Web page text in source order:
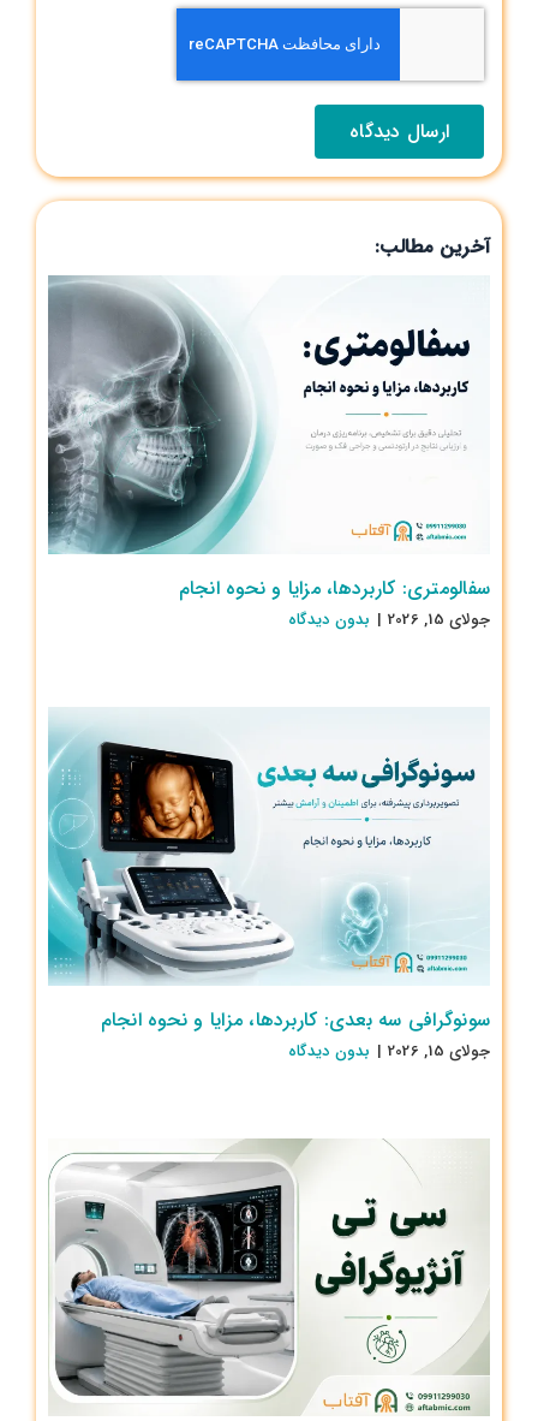
آخرین مطالب:
سفالومتری: کاربردها، مزایا و نحوه انجام
جولای 15, 2026 | بدون ديدگاه
سونوگرافی سه بعدی: کاربردها، مزایا و نحوه انجام
جولای 15, 2026 | بدون ديدگاه